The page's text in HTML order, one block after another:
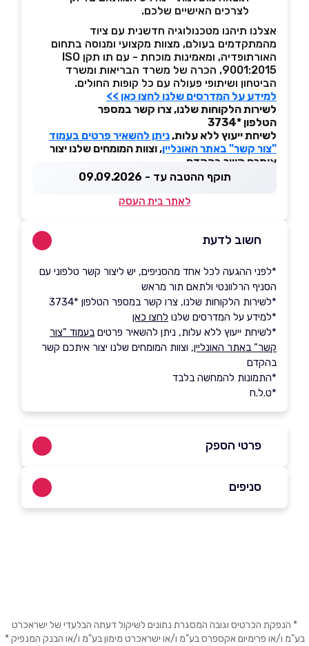
לצרכים האישיים שלכם.
אצלנו תיהנו מטכנולוגיה חדשנית עם ציוד
מהמתקדמים בעולם, מצוות מקצועי ומנוסה בתחום
האורתופדיה, ומאמינות מוכחת - עם תו תקן ISO
9001:2015, הכרה של משרד הבריאות ומשרד
הביטחון ושיתופי פעולה עם כל קופות החולים.
למידע על המדרסים שלנו לחצו כאן >>
לשירות הלקוחות שלנו, צרו קשר במספר
הטלפון *3734
לשיחת ייעוץ ללא עלות,ניתן להשאיר פרטים בעמוד
"צור קשר" באתר האונליין, וצוות המומחים שלנו יצור
איתכם קשר בהקדם
תוקף ההטבה עד - 09.09.2026
לאתר בית העסק
חשוב לדעת
*לפני ההגעה לכל אחד מהסניפים, יש ליצור קשר טלפוני עם
הסניף הרלוונטי ולתאם תור מראש
*לשירות הלקוחות שלנו, צרו קשר במספר הטלפון *3734
*למידע על המדרסים שלנו לחצו כאן
*לשיחת ייעוץ ללא עלות, ניתן להשאיר פרטים בעמוד "צור
קשר" באתר האונליין, וצוות המומחים שלנו יצור איתכם קשר
בהקדם
*התמונות להמחשה בלבד
*ט.ל.ח
פרטי הספק
באתר בפייסבוק באינסטגרם ביוטיוב
טלפון*
סניפים
טבעון
* הנפקת הכרטיס וגובה המסגרת נתונים לשיקול דעתה הבלעדי של ישראכרט
בע"מ ו/או פרימיום אקספרס בע"מ ו/או ישראכרט מימון בע"מ ו/או הבנק המנפיק *